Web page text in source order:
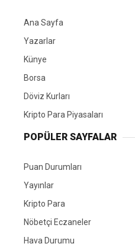
Ana Sayfa
Yazarlar
Künye
Borsa
Döviz Kurları
Kripto Para Piyasaları
POPÜLER SAYFALAR
Puan Durumları
Yayınlar
Kripto Para
Nöbetçi Eczaneler
Hava Durumu